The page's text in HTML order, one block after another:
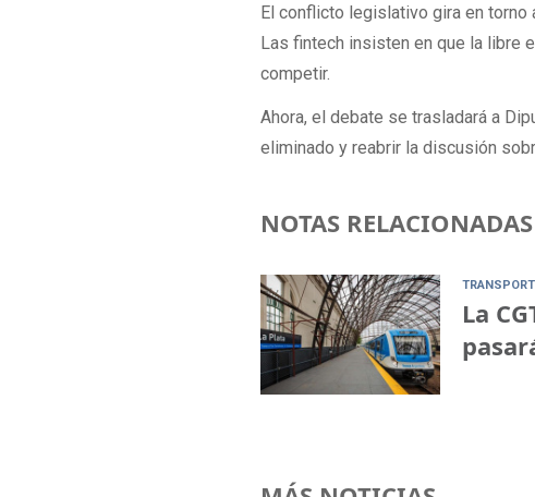
El conflicto legislativo gira en torno
Las fintech insisten en que la libre
competir.
Ahora, el debate se trasladará a
eliminado y reabrir la discusión
NOTAS RELACIONADAS
La